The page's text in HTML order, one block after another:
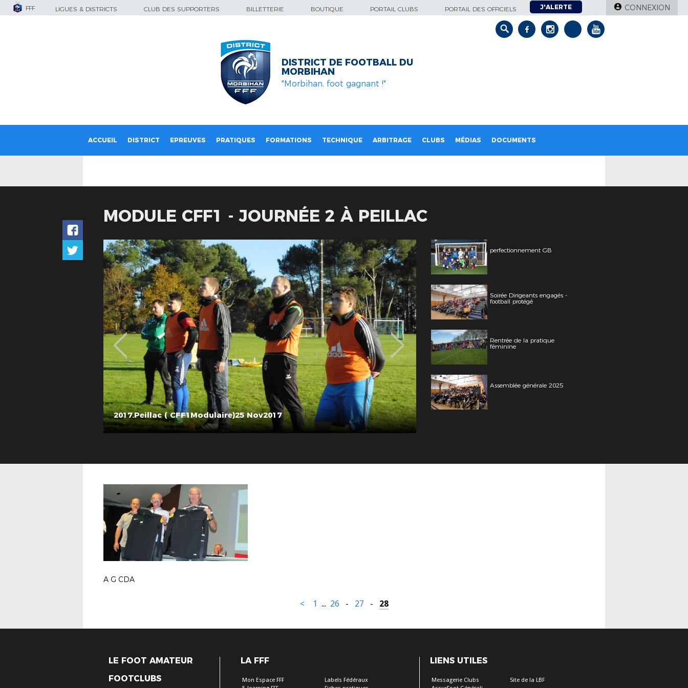
FFF LIGUES & DISTRICTS CLUB DES SUPPORTERS BILLETTERIE BOUTIQUE PORTAIL CLUBS PORTAIL DES OFFICIELS J'ALERTE CONNEXION
DISTRICT DE FOOTBALL DU
MORBIHAN
"Morbihan, foot gagnant !"
ACCUEIL DISTRICT EPREUVES PRATIQUES FORMATIONS TECHNIQUE ARBITRAGE CLUBS MÉDIAS DOCUMENTS
MODULE CFF1 - JOURNÉE 2 À PEILLAC
2017.Peillac ( CFF1Modulaire)25 Nov2017
perfectionnement GB
Soirée Dirigeants engagés -
football protégé
Rentrée de la pratique
féminine
Assemblée générale 2025
A G CDA
< 1 ... 26 - 27 - 28
LE FOOT AMATEUR
FOOTCLUBS
LA FFF
Mon Espace FFF
Labels Fédéraux
LIENS UTILES
Messagerie Clubs
Site de la LBF